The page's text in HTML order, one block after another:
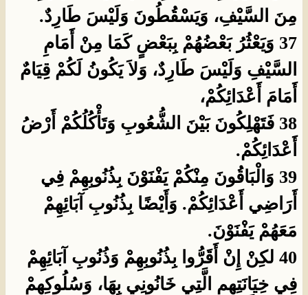
مِنَ السَّيْفِ، وَيَسْقُطُونَ وَلَيْسَ طَارِدٌ.
37 وَيَعْثُرُ بَعْضُهُمْ بِبَعْضٍ كَمَا مِنْ أَمَامِ
السَّيْفِ وَلَيْسَ طَارِدٌ، وَلاَ يَكُونُ لَكُمْ قِيَامٌ
أَمَامَ أَعْدَائِكُمْ،
38 فَتَهْلِكُونَ بَيْنَ الشُّعُوبِ وَتَأْكُلُكُمْ أَرْضُ
أَعْدَائِكُمْ.
39 وَالْبَاقُونَ مِنْكُمْ يَفْنَوْنَ بِذُنُوبِهِمْ فِي
أَرَاضِي أَعْدَائِكُمْ. وَأَيْضًا بِذُنُوبِ آبَائِهِمْ
مَعَهُمْ يَفْنَوْنَ.
40 لكِنْ إِنْ أَقَرُّوا بِذُنُوبِهِمْ وَذُنُوبِ آبَائِهِمْ
فِي خِيَانَتِهِمِ الَّتِي خَانُونِي بِهَا، وَسُلُوكِهِمْ